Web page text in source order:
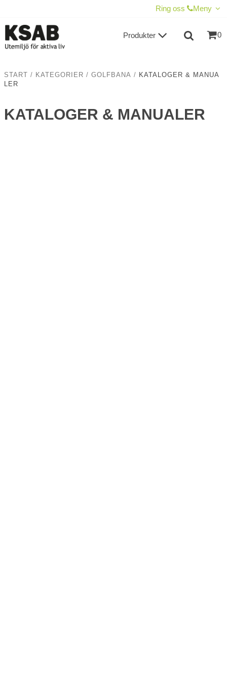
Ring oss Meny
0
Produkter
START / KATEGORIER / GOLFBANA / KATALOGER & MANUA
LER
KATALOGER & MANUALER
TILL KASSAN